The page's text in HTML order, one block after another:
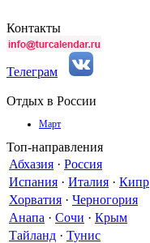
Контакты
Телеграм
Отдых в России
Март
Топ-направления
Абхазия · Россия
Испания · Италия · Кипр
Хорватия · Черногория
Анапа · Сочи · Крым
Тайланд · Тунис